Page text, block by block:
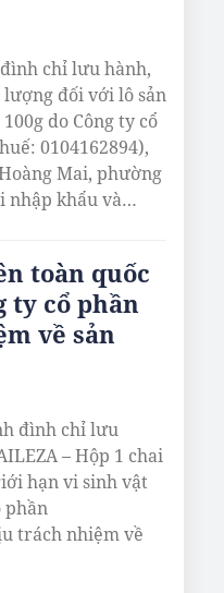
chỉ lưu hành,
đối với lô sản
do Công ty cổ
0104162894),
Mai, phường
nhập khẩu và
toàn quốc
ty cổ phần
về sản
đình chỉ lưu
– Hộp 1 chai
hạn vi sinh vật
phần
trách nhiệm về